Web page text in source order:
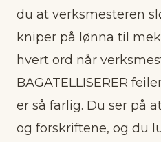
du at verksmesteren
kniper på lønna til
hvert ord når
BAGATELLISERER
er så farlig. Du ser på
og forskriftene, og du